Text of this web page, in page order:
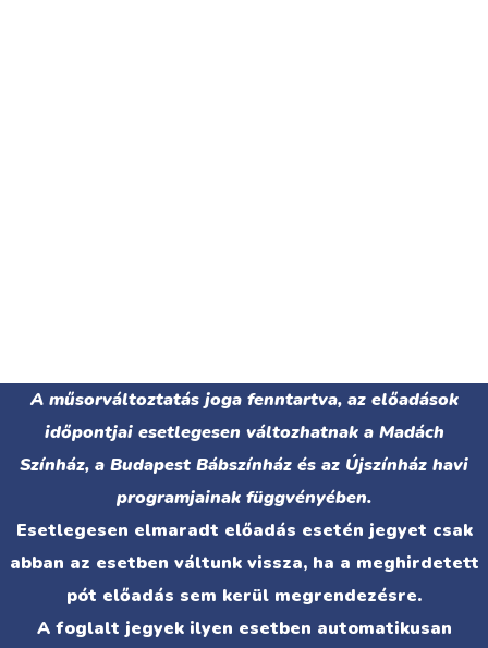
A műsorváltoztatás joga fenntartva, az előadások
időpontjai esetlegesen változhatnak a Madách
Színház, a Budapest Bábszínház és az Újszínház havi
programjainak függvényében.
Esetlegesen elmaradt előadás esetén jegyet csak
abban az esetben váltunk vissza, ha a meghirdetett
pót előadás sem kerül megrendezésre.
A foglalt jegyek ilyen esetben automatikusan